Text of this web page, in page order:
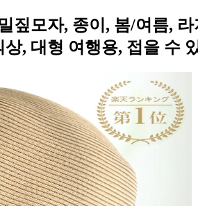
모자, 종이, 봄/여름,
, 대형 여행용, 접을 수